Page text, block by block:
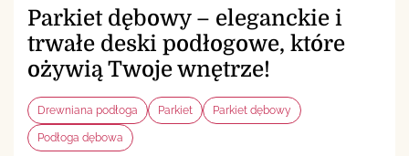
Parkiet dębowy – eleganckie i
trwałe deski podłogowe, które
ożywią Twoje wnętrze!
Drewniana podłoga Parkiet Parkiet dębowy
Podłoga dębowa